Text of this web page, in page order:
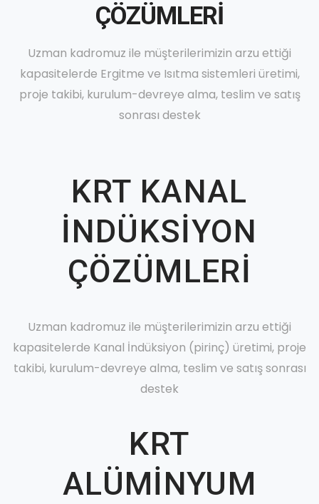
ÇÖZÜMLERİ
Uzman kadromuz ile müşterilerimizin arzu ettiği
kapasitelerde Ergitme ve Isıtma sistemleri üretimi,
proje takibi, kurulum-devreye alma, teslim ve satış
sonrası destek
KRT KANAL
İNDÜKSİYON
ÇÖZÜMLERİ
Uzman kadromuz ile müşterilerimizin arzu ettiği
kapasitelerde Kanal İndüksiyon (pirinç) üretimi, proje
takibi, kurulum-devreye alma, teslim ve satış sonrası
destek
KRT
ALÜMİNYUM